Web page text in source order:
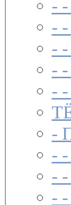
- -
- -
- -
- -
- -
-
- -
- -
- -